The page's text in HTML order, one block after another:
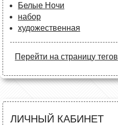
Белые Ночи
набор
художественная
Перейти на страницу тегов
ЛИЧНЫЙ КАБИНЕТ